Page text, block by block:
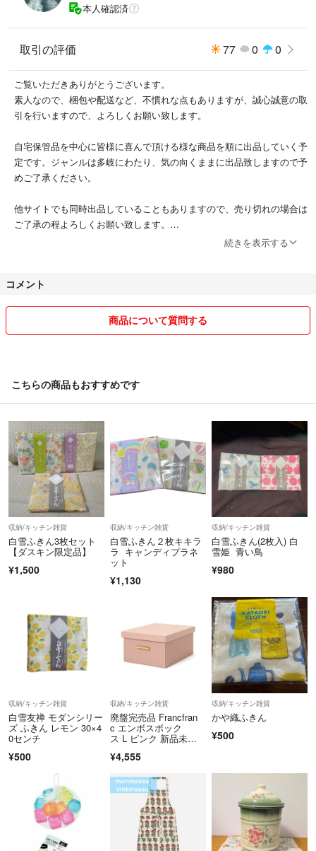
本人確認済
取引の評価 77 0 0
ご覧いただきありがとうございます。
素人なので、梱包や配送など、不慣れな点もありますが、誠心誠意の取
引を行いますので、よろしくお願い致します。
自宅保管品を中心に皆様に喜んで頂ける様な商品を順に出品していく予
定です。ジャンルは多岐にわたり、気の向くままに出品致しますので予
めご了承ください。
他サイトでも同時出品していることもありますので、売り切れの場合は
ご了承の程よろしくお願い致します。
商品の画像と実物では若干色味の違いがでることがあります。
あります。
以上を踏まえまして、ヴィンテージ品、中古品にご理解いただける方の
続きを表示する
コメント
商品について質問する
こちらの商品もおすすめです
収納/キッチン雑貨
白雪ふきん3枚セット
【ダスキン限定品】
¥1,500
収納/キッチン雑貨
白雪ふきん２枚キキラ
ラ キャンディプラネ
ット
¥1,130
収納/キッチン雑貨
白雪ふきん(2枚入) 白
雪姫 青い鳥
¥980
収納/キッチン雑貨
白雪友禅 モダンシリー
ズ ふきん レモン 30×4
0センチ
¥500
収納/キッチン雑貨
廃盤完売品 Francfran
c エンボスボック
ス L ピンク 新品未使
¥4,555
収納/キッチン雑貨
かや織ふきん
¥500